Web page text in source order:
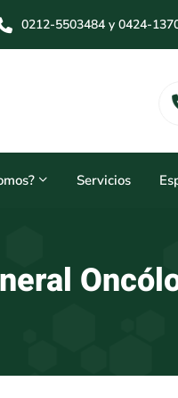
0212-5503484 y 0424-
Servicios